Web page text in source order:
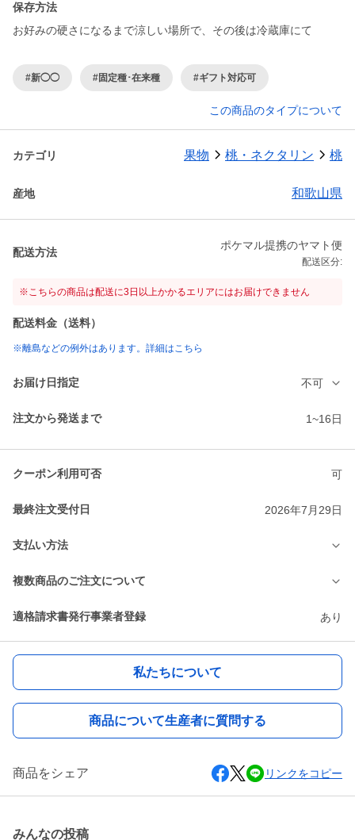
保存方法
お好みの硬さになるまで涼しい場所で、その後は冷蔵庫にて
#新◯◯ #固定種･在来種 #ギフト対応可
この商品のタイプについて
カテゴリ 果物 桃・ネクタリン 桃
産地 和歌山県
配送方法
ポケマル提携のヤマト便
配送区分:
※こちらの商品は配送に3日以上かかるエリアにはお届けできません
配送料金（送料）
※離島などの例外はあります。詳細はこちら
お届け日指定 不可
注文から発送まで 1~16日
クーポン利用可否 可
最終注文受付日 2026年7月29日
支払い方法
複数商品のご注文について
適格請求書発行事業者登録 あり
私たちについて
商品について生産者に質問する
商品をシェア リンクをコピー
みんなの投稿